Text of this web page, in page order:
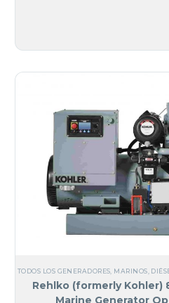
TODOS LOS GENERADORES MARINOS
Rehlko (formerly Kohler)
Marine Generator